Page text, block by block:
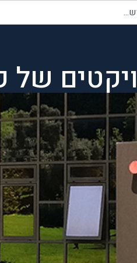
של